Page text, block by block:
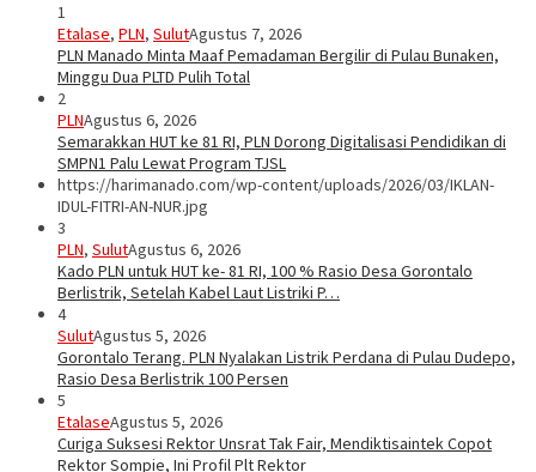
1
Etalase, PLN, SulutAgustus 7, 2026
PLN Manado Minta Maaf Pemadaman Bergilir di Pulau Bunaken,
Minggu Dua PLTD Pulih Total
2
PLNAgustus 6, 2026
Semarakkan HUT ke 81 RI, PLN Dorong Digitalisasi Pendidikan di
SMPN1 Palu Lewat Program TJSL
https://harimanado.com/wp-content/uploads/2026/03/IKLAN-
IDUL-FITRI-AN-NUR.jpg
3
PLN, SulutAgustus 6, 2026
Kado PLN untuk HUT ke- 81 RI, 100 % Rasio Desa Gorontalo
Berlistrik, Setelah Kabel Laut Listriki P…
4
SulutAgustus 5, 2026
Gorontalo Terang. PLN Nyalakan Listrik Perdana di Pulau Dudepo,
Rasio Desa Berlistrik 100 Persen
5
EtalaseAgustus 5, 2026
Curiga Suksesi Rektor Unsrat Tak Fair, Mendiktisaintek Copot
Rektor Sompie, Ini Profil Plt Rektor